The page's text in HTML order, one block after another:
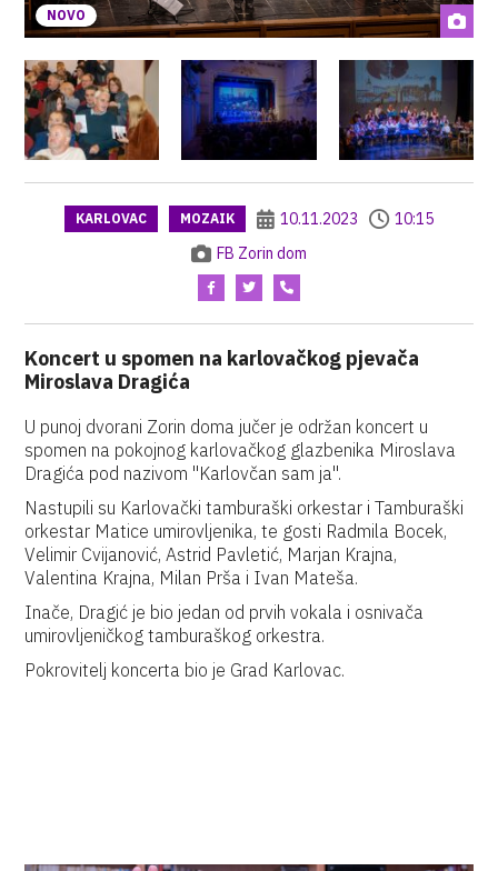
NOVO
KARLOVAC MOZAIK 10.11.2023
10:15
FB Zorin dom
Koncert u spomen na karlovačkog pjevača
Miroslava Dragića
U punoj dvorani Zorin doma jučer je održan koncert u
spomen na pokojnog karlovačkog glazbenika Miroslava
Dragića pod nazivom "Karlovčan sam ja".
Nastupili su Karlovački tamburaški orkestar i Tamburaški
orkestar Matice umirovljenika, te gosti Radmila Bocek,
Velimir Cvijanović, Astrid Pavletić, Marjan Krajna,
Valentina Krajna, Milan Prša i Ivan Mateša.
Inače, Dragić je bio jedan od prvih vokala i osnivača
umirovljeničkog tamburaškog orkestra.
Pokrovitelj koncerta bio je Grad Karlovac.